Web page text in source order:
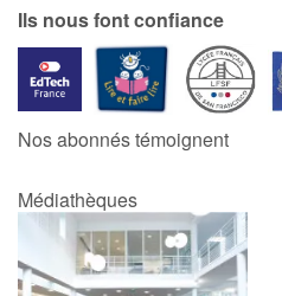
Autour de la lecture
Apprendre à lire
Livre audio
Activités et ateliers
Apprendre les langues
Ils nous font confiance
Nos abonnés témoignent
Médiathèques